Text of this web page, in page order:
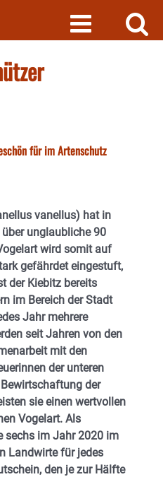
für im Artenschutz
vanellus) hat in
unglaubliche 90
wird somit auf
gefährdet eingestuft,
der Kiebitz bereits
im Bereich der Stadt
Jahr mehrere
seit Jahren von den
mit den
der unteren
der
sie einen wertvollen
Vogelart. Als
sechs im Jahr 2020 im
Landwirte für jedes
den je zur Hälfte